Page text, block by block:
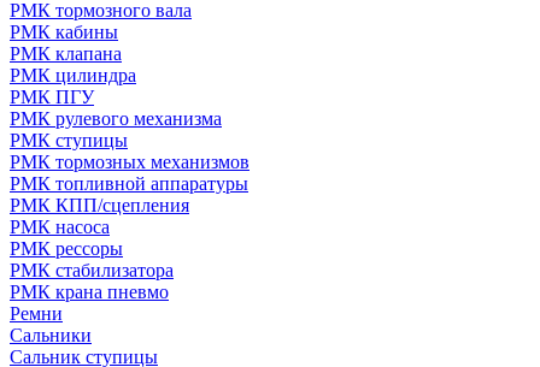
РМК тормозного вала
РМК кабины
РМК клапана
РМК цилиндра
РМК ПГУ
РМК рулевого механизма
РМК ступицы
РМК тормозных механизмов
РМК топливной аппаратуры
РМК КПП/сцепления
РМК насоса
РМК рессоры
РМК стабилизатора
РМК крана пневмо
Ремни
Сальники
Сальник ступицы